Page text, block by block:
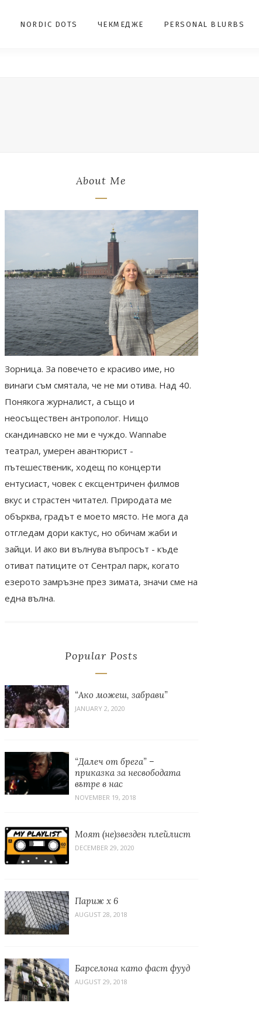
NORDIC DOTS ЧЕКМЕДЖЕ PERSONAL BLURBS
About Me
Зорница. За повечето е красиво име, но
винаги съм смятала, че не ми отива. Над 40.
Понякога журналист, а също и
неосъществен антрополог. Нищо
скандинавско не ми е чуждо. Wannabe
театрал, умерен авантюрист -
пътешественик, ходещ по концерти
ентусиаст, човек с ексцентричен филмов
вкус и страстен читател. Природата ме
обърква, градът е моето място. Не мога да
отгледам дори кактус, но обичам жаби и
зайци. И ако ви вълнува въпросът - къде
отиват патиците от Сентрал парк, когато
езерото замръзне през зимата, значи сме на
една вълна.
Popular Posts
“Ако можеш, забрави”
JANUARY 2, 2020
“Далеч от брега” –
приказка за несвободата
вътре в нас
NOVEMBER 19, 2018
Моят (не)звезден плейлист
DECEMBER 29, 2020
Париж x 6
AUGUST 28, 2018
Барселона като фаст фууд
AUGUST 29, 2018